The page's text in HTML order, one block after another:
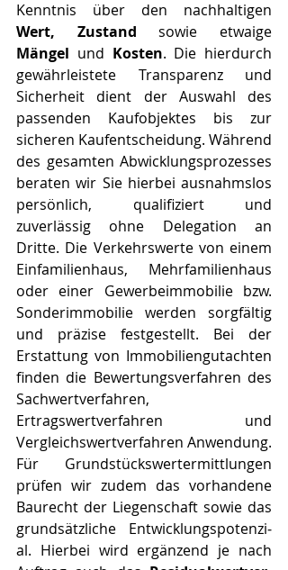
Wert, Zustand sowie etwaige
Mängel und Kosten. Die hierdurch
gewährleistete Transparenz und
Sicherheit dient der Auswahl des
passenden Kaufobjektes bis zur
sicheren Kauf­ent­schei­dung. Während
des gesamten Abwicklungsprozesses
beraten wir Sie hierbei ausnahmslos
persönlich, qualifiziert und
zuverlässig ohne Delegation an
Dritte. Die Verkehrswerte von einem
Einfamilienhaus, Mehr­fa­mi­li­en­haus
oder einer Ge­wer­be­im­mo­bi­lie bzw.
Sonderimmobilie werden sorgfältig
und präzise festgestellt. Bei der
Erstattung von Im­mo­bi­li­en­gut­ach­ten
finden die Bewertungsverfahren des
Sachwertverfahren,
Ertragswertverfahren und
Vergleichswertverfahren Anwendung.
Für Grund­stücks­wert­ermitt­lun­gen
prüfen wir zudem das vorhandene
Baurecht der Liegenschaft sowie das
grundsätzliche Ent­wick­lungs­po­ten­zi­
al. Hierbei wird ergänzend je nach